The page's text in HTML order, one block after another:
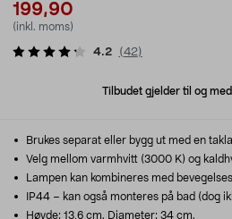
199,90
(inkl. moms)
4.2 (42)
Tilbudet gjelder til og med
Brukes separat eller bygg ut med en
Velg mellom varmhvitt (3000 K) og
Lampen kan kombineres med
IP44 – kan også monteres på bad (dog
Høyde: 13,6 cm. Diameter: 34 cm.